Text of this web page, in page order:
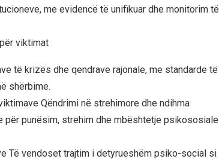
me evidencë të unifikuar dhe monitorim të
viktimat
të krizës dhe qendrave rajonale, me standarde të
shërbime.
Qëndrimi në strehimore dhe ndihma
për punësim, strehim dhe mbështetje psikososiale
Të vendoset trajtim i detyrueshëm psiko-social si